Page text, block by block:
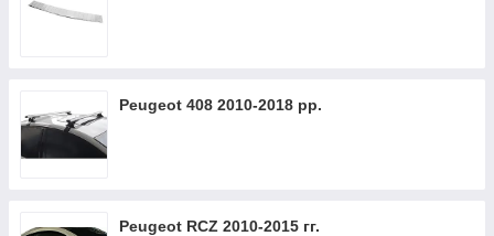
Peugeot 408 2010-2018 рр.
Peugeot RCZ 2010-2015 гг.